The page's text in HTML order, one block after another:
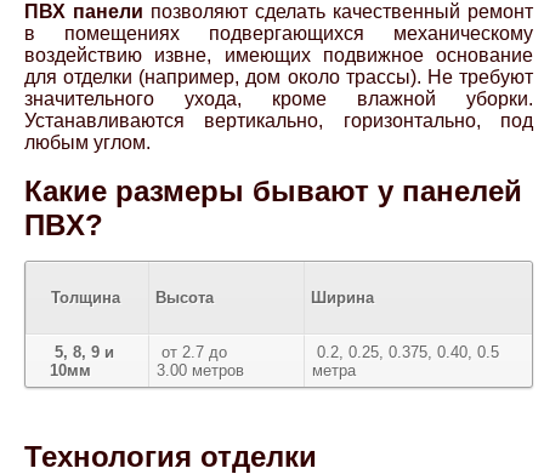
ПВХ панели позволяют сделать качественный ремонт
в помещениях подвергающихся механическому
воздействию извне, имеющих подвижное основание
для отделки (например, дом около трассы). Не требуют
значительного ухода, кроме влажной уборки.
Устанавливаются вертикально, горизонтально, под
любым углом.
Какие размеры бывают у панелей
ПВX?
Толщина Высота Ширина
5, 8, 9 и
10мм
от 2.7 до
3.00 метров
0.2, 0.25, 0.375, 0.40, 0.5
метра
Технология отделки